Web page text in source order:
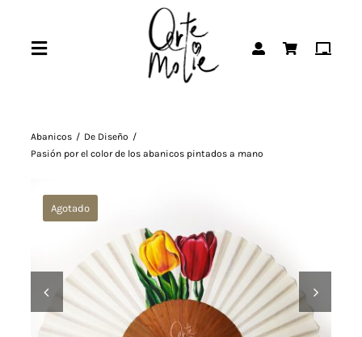
contenidoToggle
Abanicos
Agendas
Outlet
Abanicos
De Diseño
Pasión por el color de los abanicos pintados a mano
Agotado